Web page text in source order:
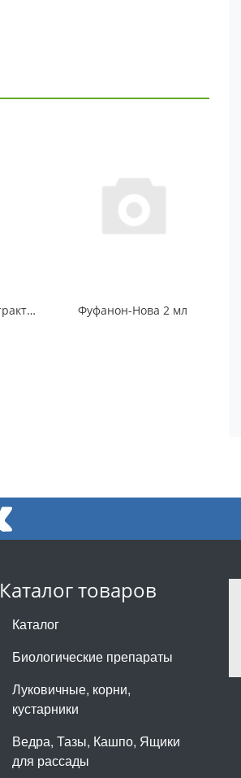
Табачное мыло (экстракт табака и пихты) 0,25 мл Фуфанон-Нова 2 мл
Каталог товаров
Каталог
Биологические препараты
Луковичные, корни,
кустарники
Ведра, Тазы, Кашпо, Ящики
для рассады